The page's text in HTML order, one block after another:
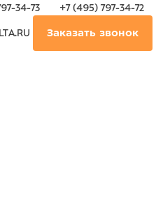
34-73 +7 (495) 797-34-72
Заказать звонок